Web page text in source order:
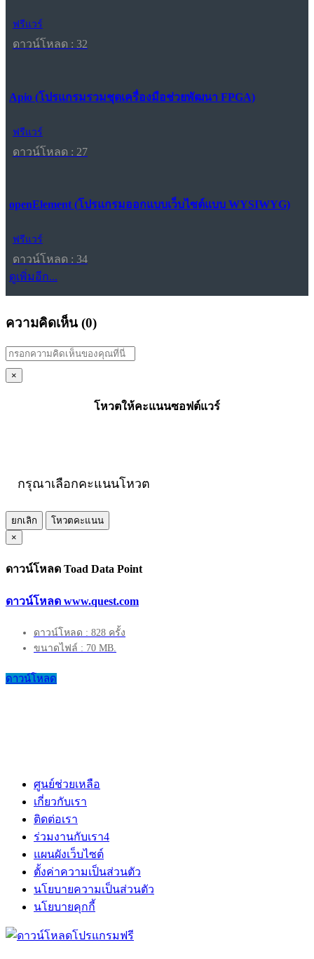
ฟรีแวร์
ดาวน์โหลด : 32
Apio (โปรแกรมรวมชุดเครื่องมือช่วยพัฒนา FPGA)
ฟรีแวร์
ดาวน์โหลด : 27
openElement (โปรแกรมออกแบบเว็บไซต์แบบ WYSIWYG)
ฟรีแวร์
ดาวน์โหลด : 34
ดูเพิ่มอีก...
ความคิดเห็น (0)
×
โหวตให้คะแนนซอฟต์แวร์
กรุณาเลือกคะแนนโหวต
ยกเลิก
โหวตคะแนน
×
ดาวน์โหลด Toad Data Point
ดาวน์โหลด www.quest.com
ดาวน์โหลด : 828 ครั้ง
ขนาดไฟล์ : 70 MB.
ดาวน์โหลด
ศูนย์ช่วยเหลือ
เกี่ยวกับเรา
ติดต่อเรา
ร่วมงานกับเรา4
แผนผังเว็บไซต์
ตั้งค่าความเป็นส่วนตัว
นโยบายความเป็นส่วนตัว
นโยบายคุกกี้